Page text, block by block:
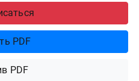
PDF
PDF